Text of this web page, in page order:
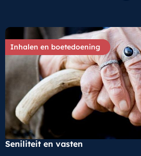
Inhalen en boetedoening
Seniliteit en vasten